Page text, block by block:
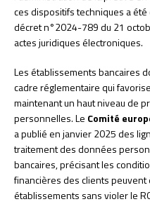
ces dispositifs techniques a
décret n°2024-789 du 21
actes juridiques électroniques.
Les établissements bancaires
cadre réglementaire qui
maintenant un haut niveau de
personnelles. Le Comité
a publié en janvier 2025 des
traitement des données
bancaires, précisant les
financières des clients
établissements sans violer le